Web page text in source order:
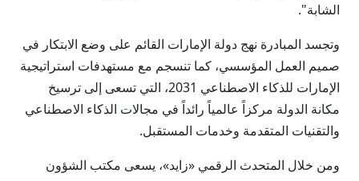
الشابة".
وتجسد المبادرة نهج دولة الإمارات القائم على وضع الابتكار في
صميم العمل المؤسسي، كما تنسجم مع مستهدفات استراتيجية
الإمارات للذكاء الاصطناعي 2031، التي تسعى إلى ترسيخ
مكانة الدولة مركزاً عالمياً رائداً في مجالات الذكاء الاصطناعي
والتقنيات المتقدمة وخدمات المستقبل.
ومن خلال المتحدث الرقمي «زايد»، يسعى مكتب الشؤون